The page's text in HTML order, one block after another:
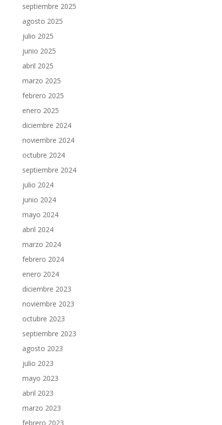
septiembre 2025
agosto 2025
julio 2025
junio 2025
abril 2025
marzo 2025
febrero 2025
enero 2025
diciembre 2024
noviembre 2024
octubre 2024
septiembre 2024
julio 2024
junio 2024
mayo 2024
abril 2024
marzo 2024
febrero 2024
enero 2024
diciembre 2023
noviembre 2023
octubre 2023
septiembre 2023
agosto 2023
julio 2023
mayo 2023
abril 2023
marzo 2023
febrero 2023